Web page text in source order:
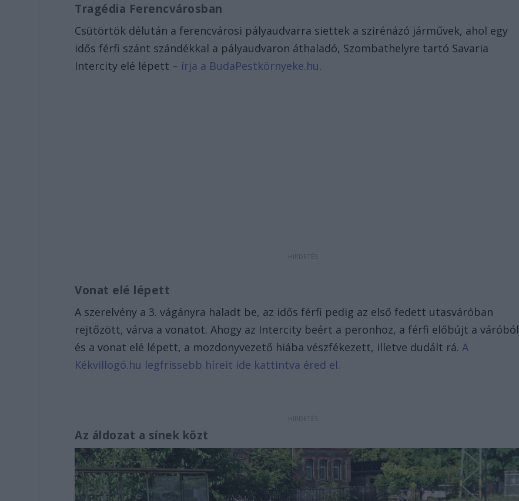
Tragédia Ferencvárosban
Csütörtök délután a ferencvárosi pályaudvarra siettek a szirénázó járművek, ahol egy
idős férfi szánt szándékkal a pályaudvaron áthaladó, Szombathelyre tartó Savaria
Intercity elé lépett – írja a BudaPestkörnyeke.hu.
Vonat elé lépett
A szerelvény a 3. vágányra haladt be, az idős férfi pedig az első fedett utasváróban
rejtőzött, várva a vonatot. Ahogy az Intercity beért a peronhoz, a férfi előbújt a váróból
és a vonat elé lépett, a mozdonyvezető hiába vészfékezett, illetve dudált rá. A
Kékvillogó.hu legfrissebb híreit ide kattintva éred el.
Az áldozat a sínek közt